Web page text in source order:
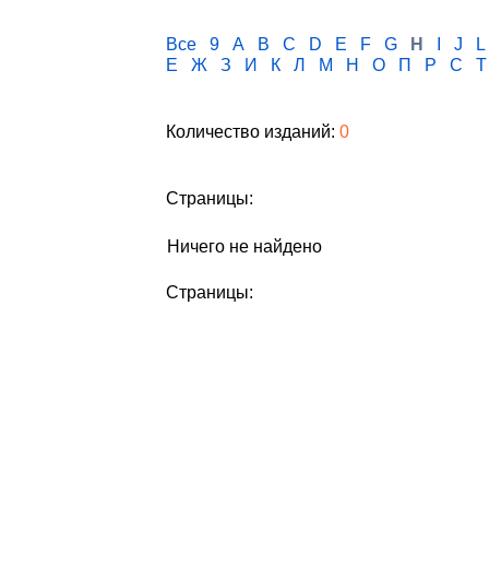
Все 9 A B C D E F G H J
L
Е
Ж З И К Л М Н О П Р С Т
Количество изданий: 0
Страницы:
Ничего не найдено
Страницы: